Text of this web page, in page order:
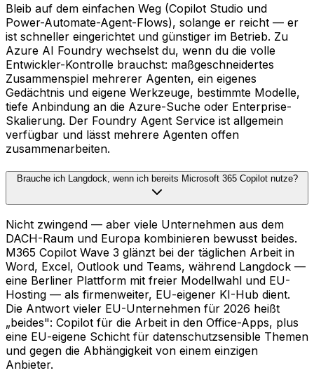
Bleib auf dem einfachen Weg (Copilot Studio und
Power-Automate-Agent-Flows), solange er reicht — er
ist schneller eingerichtet und günstiger im Betrieb. Zu
Azure AI Foundry wechselst du, wenn du die volle
Entwickler-Kontrolle brauchst: maßgeschneidertes
Zusammenspiel mehrerer Agenten, ein eigenes
Gedächtnis und eigene Werkzeuge, bestimmte Modelle,
tiefe Anbindung an die Azure-Suche oder Enterprise-
Skalierung. Der Foundry Agent Service ist allgemein
verfügbar und lässt mehrere Agenten offen
zusammenarbeiten.
Brauche ich Langdock, wenn ich bereits Microsoft 365 Copilot nutze?
Nicht zwingend — aber viele Unternehmen aus dem
DACH-Raum und Europa kombinieren bewusst beides.
M365 Copilot Wave 3 glänzt bei der täglichen Arbeit in
Word, Excel, Outlook und Teams, während Langdock —
eine Berliner Plattform mit freier Modellwahl und EU-
Hosting — als firmenweiter, EU-eigener KI-Hub dient.
Die Antwort vieler EU-Unternehmen für 2026 heißt
„beides": Copilot für die Arbeit in den Office-Apps, plus
eine EU-eigene Schicht für datenschutzsensible Themen
und gegen die Abhängigkeit von einem einzigen
Anbieter.